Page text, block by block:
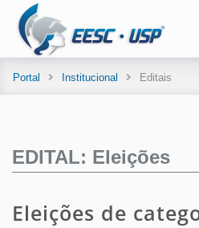
Portal Institucional Editais
EDITAL: Eleições
Eleições de